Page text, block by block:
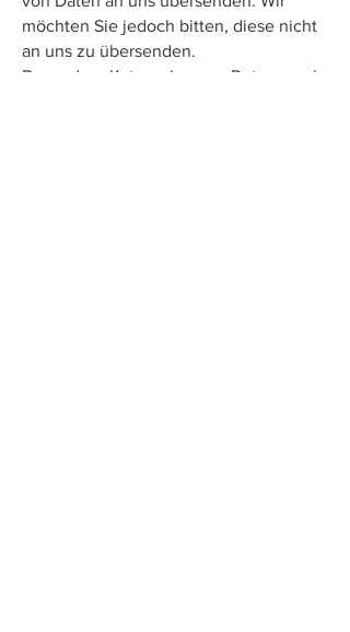
möchten Sie jedoch bitten, diese nicht
an uns zu übersenden.
Besondere Kategorien von Daten nach